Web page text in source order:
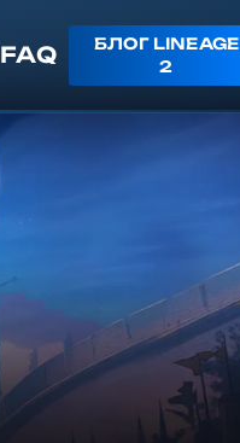
FAQ
БЛОГ LINEAGE
2